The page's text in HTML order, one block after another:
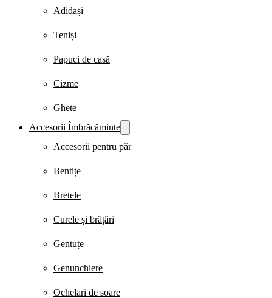
Adidași
Teniși
Papuci de casă
Cizme
Ghete
Accesorii Îmbrăcăminte
Accesorii pentru păr
Bentițe
Bretele
Curele și brățări
Gentuțe
Genunchiere
Ochelari de soare